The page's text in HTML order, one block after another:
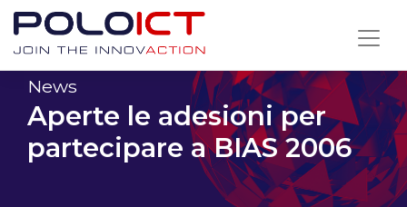
Skip
contentNews
Aperte le adesioni per
partecipare a BIAS 2006